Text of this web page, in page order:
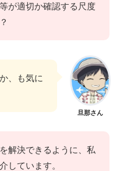
が適切か確認する尺度
旦那さん
、も気に
解決できるように、私
しています。